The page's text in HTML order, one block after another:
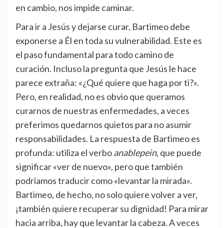
en cambio, nos impide caminar.
Para ir a Jesús y dejarse curar, Bartimeo debe
exponerse a Él en toda su vulnerabilidad. Este es
el paso fundamental para todo camino de
curación. Incluso la pregunta que Jesús le hace
parece extraña: «¿Qué quiere que haga por ti?».
Pero, en realidad, no es obvio que queramos
curarnos de nuestras enfermedades, a veces
preferimos quedarnos quietos para no asumir
responsabilidades. La respuesta de Bartimeo es
profunda: utiliza el verboanablepein, que puede
significar «ver de nuevo», pero que también
podríamos traducir como «levantar la mirada».
Bartimeo, de hecho, no solo quiere volver a ver,
¡también quiere recuperar su dignidad! Para mirar
hacia arriba, hay que levantar la cabeza. A veces